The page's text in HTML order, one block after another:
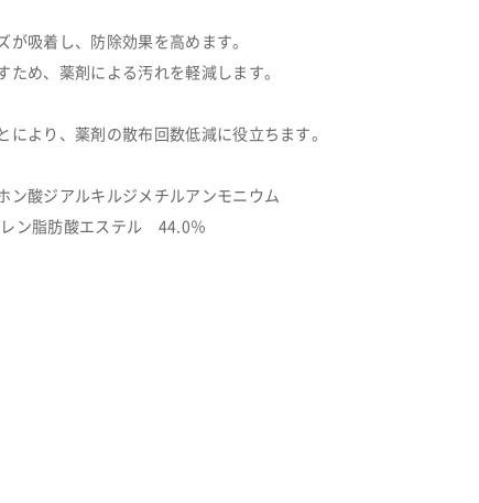
吸着し、防除効果を高めます。
め、薬剤による汚れを軽減します。
により、薬剤の散布回数低減に役立ちます。
ン酸ジアルキルジメチルアンモニウム
ン脂肪酸エステル 44.0％